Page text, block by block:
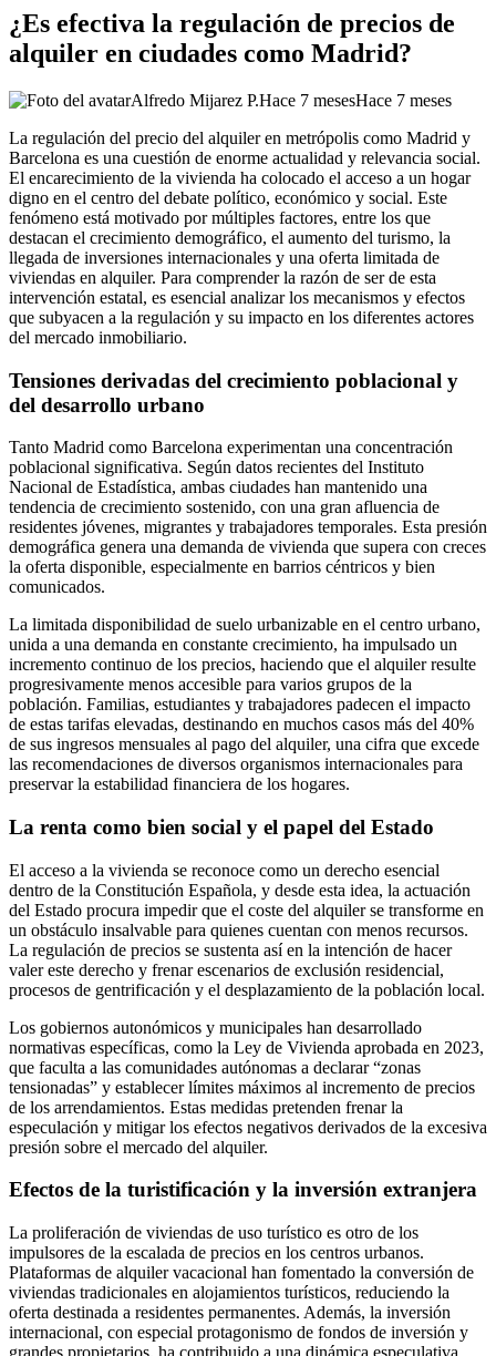
¿Es efectiva la regulación de precios de
alquiler en ciudades como Madrid?
Alfredo Mijarez P.Hace 7 mesesHace 7 meses
La regulación del precio del alquiler en metrópolis como Madrid y
Barcelona es una cuestión de enorme actualidad y relevancia social.
El encarecimiento de la vivienda ha colocado el acceso a un hogar
digno en el centro del debate político, económico y social. Este
fenómeno está motivado por múltiples factores, entre los que
destacan el crecimiento demográfico, el aumento del turismo, la
llegada de inversiones internacionales y una oferta limitada de
viviendas en alquiler. Para comprender la razón de ser de esta
intervención estatal, es esencial analizar los mecanismos y efectos
que subyacen a la regulación y su impacto en los diferentes actores
del mercado inmobiliario.
Tensiones derivadas del crecimiento poblacional y
del desarrollo urbano
Tanto Madrid como Barcelona experimentan una concentración
poblacional significativa. Según datos recientes del Instituto
Nacional de Estadística, ambas ciudades han mantenido una
tendencia de crecimiento sostenido, con una gran afluencia de
residentes jóvenes, migrantes y trabajadores temporales. Esta presión
demográfica genera una demanda de vivienda que supera con creces
la oferta disponible, especialmente en barrios céntricos y bien
comunicados.
La limitada disponibilidad de suelo urbanizable en el centro urbano,
unida a una demanda en constante crecimiento, ha impulsado un
incremento continuo de los precios, haciendo que el alquiler resulte
progresivamente menos accesible para varios grupos de la
población. Familias, estudiantes y trabajadores padecen el impacto
de estas tarifas elevadas, destinando en muchos casos más del 40%
de sus ingresos mensuales al pago del alquiler, una cifra que excede
las recomendaciones de diversos organismos internacionales para
preservar la estabilidad financiera de los hogares.
La renta como bien social y el papel del Estado
El acceso a la vivienda se reconoce como un derecho esencial
dentro de la Constitución Española, y desde esta idea, la actuación
del Estado procura impedir que el coste del alquiler se transforme en
un obstáculo insalvable para quienes cuentan con menos recursos.
La regulación de precios se sustenta así en la intención de hacer
valer este derecho y frenar escenarios de exclusión residencial,
procesos de gentrificación y el desplazamiento de la población local.
Los gobiernos autonómicos y municipales han desarrollado
normativas específicas, como la Ley de Vivienda aprobada en 2023,
que faculta a las comunidades autónomas a declarar “zonas
tensionadas” y establecer límites máximos al incremento de precios
de los arrendamientos. Estas medidas pretenden frenar la
especulación y mitigar los efectos negativos derivados de la excesiva
presión sobre el mercado del alquiler.
Efectos de la turistificación y la inversión extranjera
La proliferación de viviendas de uso turístico es otro de los
impulsores de la escalada de precios en los centros urbanos.
Plataformas de alquiler vacacional han fomentado la conversión de
viviendas tradicionales en alojamientos turísticos, reduciendo la
oferta destinada a residentes permanentes. Además, la inversión
internacional, con especial protagonismo de fondos de inversión y